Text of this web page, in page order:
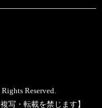
Reserved.
写・転載を禁じます】